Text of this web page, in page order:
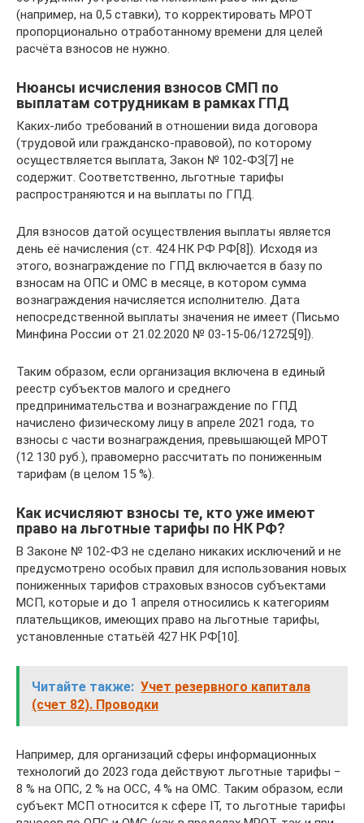
(например, на 0,5 ставки), то корректировать МРОТ
пропорционально отработанному времени для целей
расчёта взносов не нужно.
Нюансы исчисления взносов СМП по
выплатам сотрудникам в рамках ГПД
Каких-либо требований в отношении вида договора
(трудовой или гражданско-правовой), по которому
осуществляется выплата, Закон № 102-ФЗ[7] не
содержит. Соответственно, льготные тарифы
распространяются и на выплаты по ГПД.
Для взносов датой осуществления выплаты является
день её начисления (ст. 424 НК РФ РФ[8]). Исходя из
этого, вознаграждение по ГПД включается в базу по
взносам на ОПС и ОМС в месяце, в котором сумма
вознаграждения начисляется исполнителю. Дата
непосредственной выплаты значения не имеет (Письмо
Минфина России от 21.02.2020 № 03-15-06/12725[9]).
Таким образом, если организация включена в единый
реестр субъектов малого и среднего
предпринимательства и вознаграждение по ГПД
начислено физическому лицу в апреле 2021 года, то
взносы с части вознаграждения, превышающей МРОТ
(12 130 руб.), правомерно рассчитать по пониженным
тарифам (в целом 15 %).
Как исчисляют взносы те, кто уже имеют
право на льготные тарифы по НК РФ?
В Законе № 102-ФЗ не сделано никаких исключений и не
предусмотрено особых правил для использования новых
пониженных тарифов страховых взносов субъектами
МСП, которые и до 1 апреля относились к категориям
плательщиков, имеющих право на льготные тарифы,
установленные статьёй 427 НК РФ[10].
Читайте также: Учет резервного капитала
(счет 82). Проводки
Например, для организаций сферы информационных
технологий до 2023 года действуют льготные тарифы ‒
8 % на ОПС, 2 % на ОСС, 4 % на ОМС. Таким образом, если
субъект МСП относится к сфере IT, то льготные тарифы